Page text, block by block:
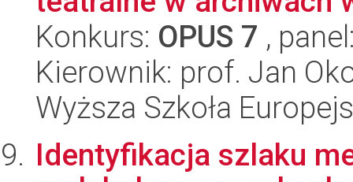
Konkurs: OPUS 7 ,
Kierownik: prof. Jan
Wyższa Szkoła
Identyfikacja szlaku